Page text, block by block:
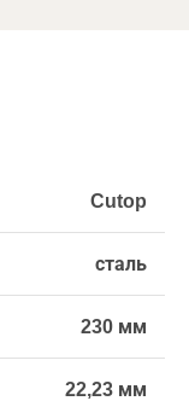
Cutop
сталь
230 мм
22,23 мм